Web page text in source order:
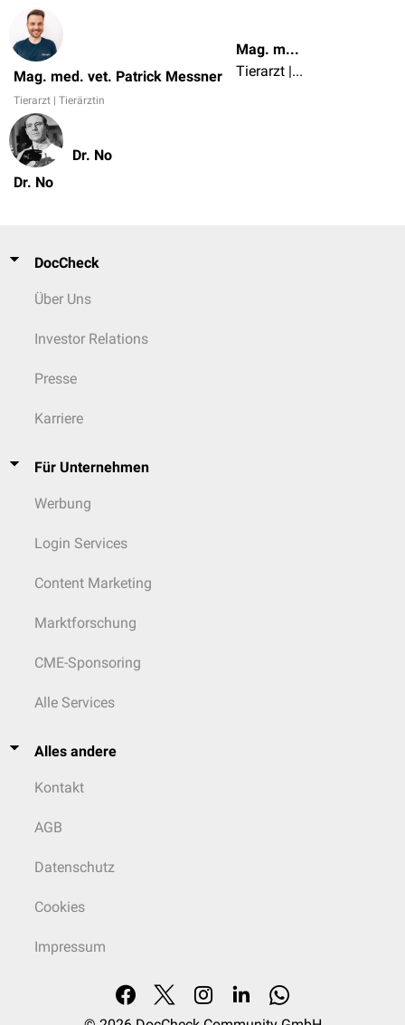
Mag. med. vet. Patrick Messner
Tierarzt | Tierärztin
Mag. med. vet. Patrick Messner
Tierarzt | Tierärztin
Dr. No
Dr. No
DocCheck
Über Uns
Investor Relations
Presse
Karriere
Für Unternehmen
Werbung
Login Services
Content Marketing
Marktforschung
CME-Sponsoring
Alle Services
Alles andere
Kontakt
AGB
Datenschutz
Cookies
Impressum